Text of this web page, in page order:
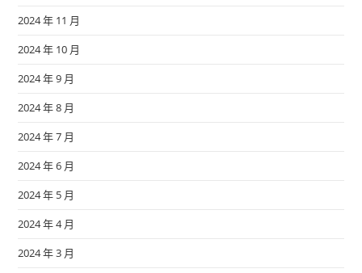
2024 年 11 月
2024 年 10 月
2024 年 9 月
2024 年 8 月
2024 年 7 月
2024 年 6 月
2024 年 5 月
2024 年 4 月
2024 年 3 月